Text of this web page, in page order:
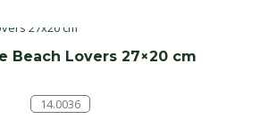
Beach Lovers 27×20 cm
14.0036